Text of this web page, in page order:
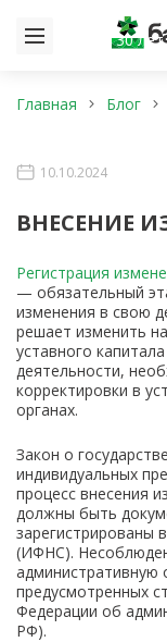
30 лет
Главная Блог
10.10.2024
ВНЕСЕНИЕ
Регистрация
— обязательный
изменения в свою
решает изменить
уставного
деятельности,
корректировки в
органах.
Закон о
индивидуальных
процесс внесения
должны быть
зарегистрированы
(ИФНС).
административную
предусмотренных
Федерации об
РФ).